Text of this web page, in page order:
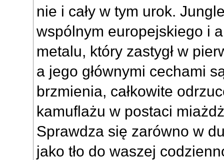
nie i cały w tym urok.
wspólnym europejskiego i
metalu, który zastygł w
a jego głównymi cechami
brzmienia, całkowite
kamuflażu w postaci
Sprawdza się zarówno w
jako tło do waszej